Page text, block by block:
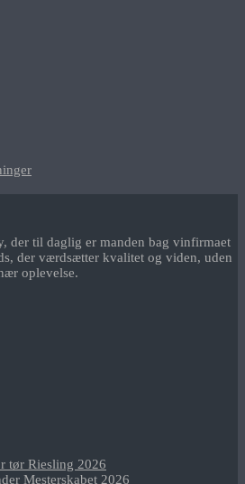
der til daglig er manden bag vinfirmaet
der værdsætter kvalitet og viden, uden
oplevelse.
tør Riesling 2026
Mesterskabet 2026